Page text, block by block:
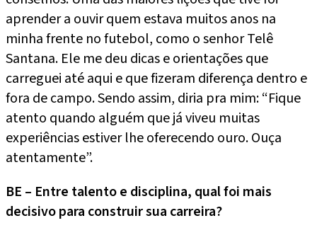
aprender a ouvir quem estava muitos anos na
minha frente no futebol, como o senhor Telê
Santana. Ele me deu dicas e orientações que
carreguei até aqui e que fizeram diferença dentro e
fora de campo. Sendo assim, diria pra mim: “Fique
atento quando alguém que já viveu muitas
experiências estiver lhe oferecendo ouro. Ouça
atentamente”.
BE – Entre talento e disciplina, qual foi mais
decisivo para construir sua carreira?